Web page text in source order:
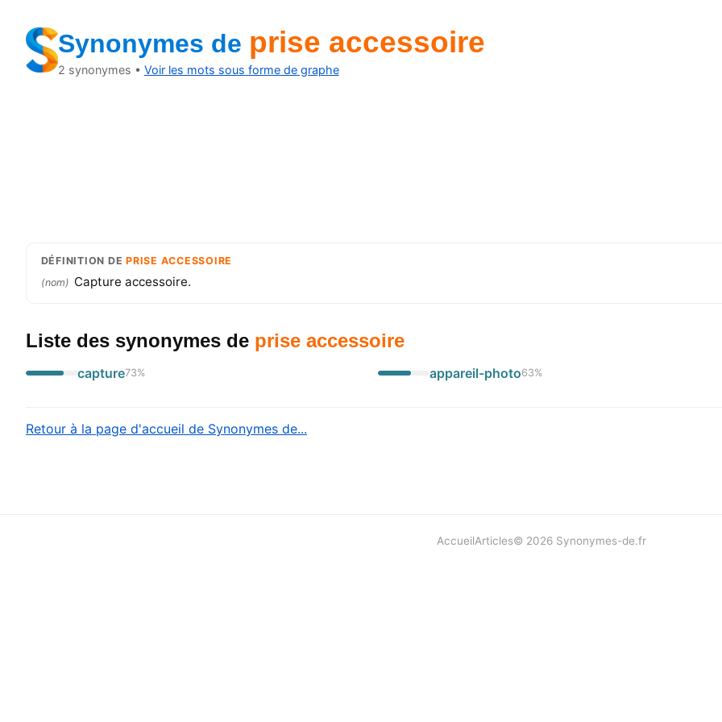
Synonymes de prise accessoire
2 synonymes • Voir les mots sous forme de graphe
DÉFINITION DEPRISE ACCESSOIRE
(nom) Capture accessoire.
Liste des synonymes de prise accessoire
capture73% appareil-photo63%
Retour à la page d'accueil de Synonymes de...
AccueilArticles© 2026 Synonymes-de.fr